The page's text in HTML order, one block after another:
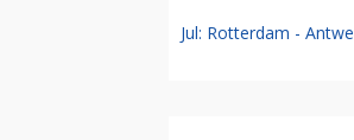
Jul: Rotterdam -